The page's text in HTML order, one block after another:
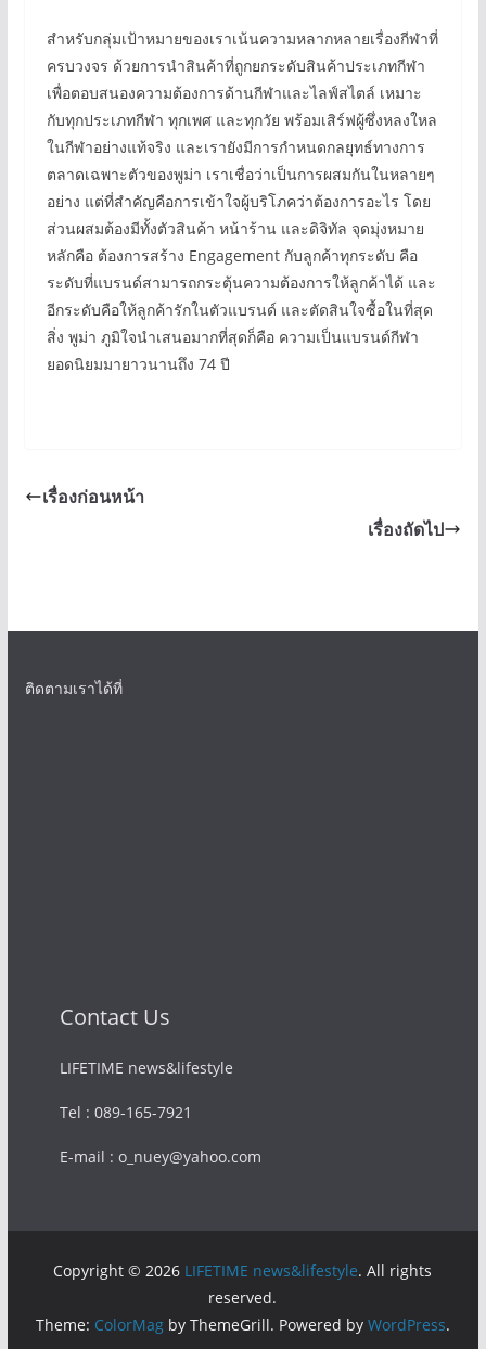
สำหรับกลุ่มเป้าหมายของเราเน้นความหลากหลายเรื่องกีฬาที่
ครบวงจร ด้วยการนำสินค้าที่ถูกยกระดับสินค้าประเภทกีฬา
เพื่อตอบสนองความต้องการด้านกีฬาและไลฟ์สไตล์ เหมาะ
กับทุกประเภทกีฬา ทุกเพศ และทุกวัย พร้อมเสิร์ฟผู้ซึ่งหลงใหล
ในกีฬาอย่างแท้จริง และเรายังมีการกำหนดกลยุทธ์ทางการ
ตลาดเฉพาะตัวของพูม่า เราเชื่อว่าเป็นการผสมกันในหลายๆ
อย่าง แต่ที่สำคัญคือการเข้าใจผู้บริโภคว่าต้องการอะไร โดย
ส่วนผสมต้องมีทั้งตัวสินค้า หน้าร้าน และดิจิทัล จุดมุ่งหมาย
หลักคือ ต้องการสร้าง Engagement กับลูกค้าทุกระดับ คือ
ระดับที่แบรนด์สามารถกระตุ้นความต้องการให้ลูกค้าได้ และ
อีกระดับคือให้ลูกค้ารักในตัวแบรนด์ และตัดสินใจซื้อในที่สุด
สิ่ง พูม่า ภูมิใจนำเสนอมากที่สุดก็คือ ความเป็นแบรนด์กีฬา
ยอดนิยมมายาวนานถึง 74 ปี
เรื่องก่อนหน้า
เรื่องถัดไป
ติดตามเราได้ที่
Contact Us
LIFETIME news&lifestyle
Tel : 089-165-7921
E-mail : o_nuey@yahoo.com
Copyright © 2026 LIFETIME news&lifestyle. All rights
reserved.
Theme: ColorMagby ThemeGrill. Powered by WordPress.